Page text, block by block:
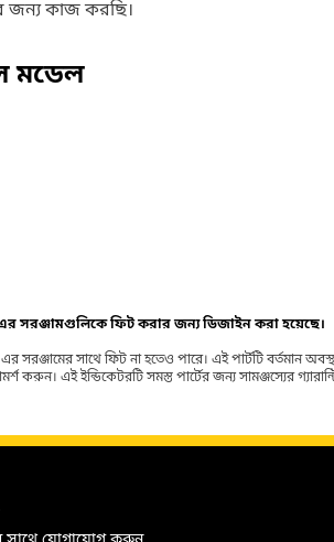
জন্য কাজ করছি।
মডেল
সরঞ্জামগুলিকে ফিট করার জন্য ডিজাইন করা হয়েছে।
সরঞ্জামের সাথে ফিট না হতেও পারে। এই পার্টটি
এই ইন্ডিকেটরটি সমস্ত পার্টের জন্য সামঞ্জস্যের